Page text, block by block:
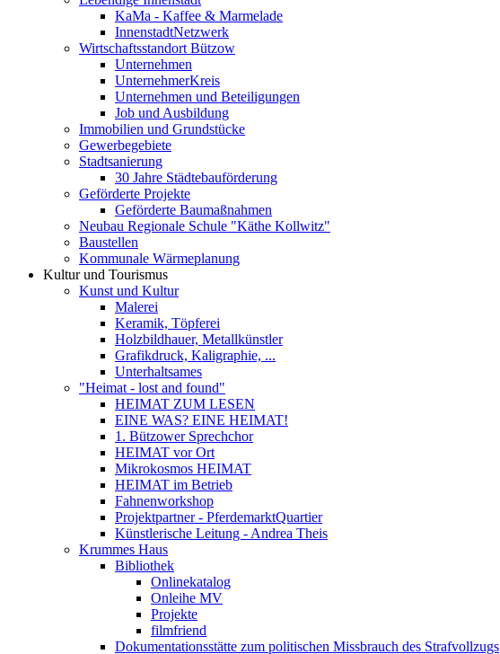
KaMa - Kaffee & Marmelade
InnenstadtNetzwerk
Wirtschaftsstandort Bützow
Unternehmen
UnternehmerKreis
Unternehmen und Beteiligungen
Job und Ausbildung
Immobilien und Grundstücke
Gewerbegebiete
Stadtsanierung
30 Jahre Städtebauförderung
Geförderte Projekte
Geförderte Baumaßnahmen
Neubau Regionale Schule "Käthe Kollwitz"
Baustellen
Kommunale Wärmeplanung
Kultur und Tourismus
Kunst und Kultur
Malerei
Keramik, Töpferei
Holzbildhauer, Metallkünstler
Grafikdruck, Kaligraphie, ...
Unterhaltsames
"Heimat - lost and found"
HEIMAT ZUM LESEN
EINE WAS? EINE HEIMAT!
1. Bützower Sprechchor
HEIMAT vor Ort
Mikrokosmos HEIMAT
HEIMAT im Betrieb
Fahnenworkshop
Projektpartner - PferdemarktQuartier
Künstlerische Leitung - Andrea Theis
Krummes Haus
Bibliothek
Onlinekatalog
Onleihe MV
Projekte
filmfriend
Dokumentationsstätte zum politischen Missbrauch des Strafvollzugs